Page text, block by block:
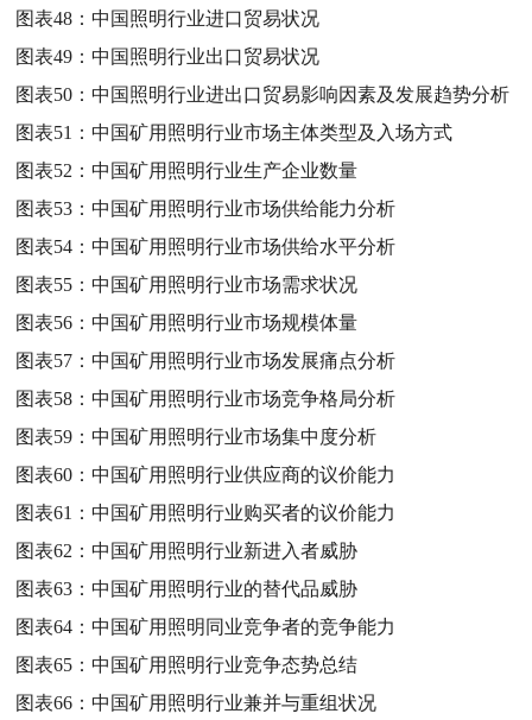
图表48：中国照明行业进口贸易状况
图表49：中国照明行业出口贸易状况
图表50：中国照明行业进出口贸易影响因素及发展趋势分析
图表51：中国矿用照明行业市场主体类型及入场方式
图表52：中国矿用照明行业生产企业数量
图表53：中国矿用照明行业市场供给能力分析
图表54：中国矿用照明行业市场供给水平分析
图表55：中国矿用照明行业市场需求状况
图表56：中国矿用照明行业市场规模体量
图表57：中国矿用照明行业市场发展痛点分析
图表58：中国矿用照明行业市场竞争格局分析
图表59：中国矿用照明行业市场集中度分析
图表60：中国矿用照明行业供应商的议价能力
图表61：中国矿用照明行业购买者的议价能力
图表62：中国矿用照明行业新进入者威胁
图表63：中国矿用照明行业的替代品威胁
图表64：中国矿用照明同业竞争者的竞争能力
图表65：中国矿用照明行业竞争态势总结
图表66：中国矿用照明行业兼并与重组状况